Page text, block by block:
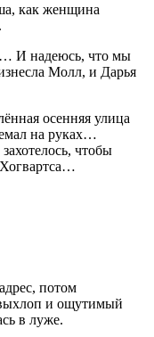
как женщина
И надеюсь, что мы
Молл, и Дарья
осенняя улица
на руках…
чтобы
потом
и ощутимый
в луже.